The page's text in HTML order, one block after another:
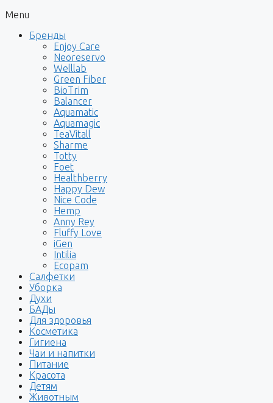
Menu
Бренды
Enjoy Care
Neoreservo
Welllab
Green Fiber
BioTrim
Balancer
Aquamatic
Aquamagic
TeaVitall
Sharme
Totty
Foet
Healthberry
Happy Dew
Nice Code
Hemp
Anny Rey
Fluffy Love
iGen
Intilia
Ecopam
Салфетки
Уборка
Духи
БАДы
Для здоровья
Косметика
Гигиена
Чаи и напитки
Питание
Красота
Детям
Животным